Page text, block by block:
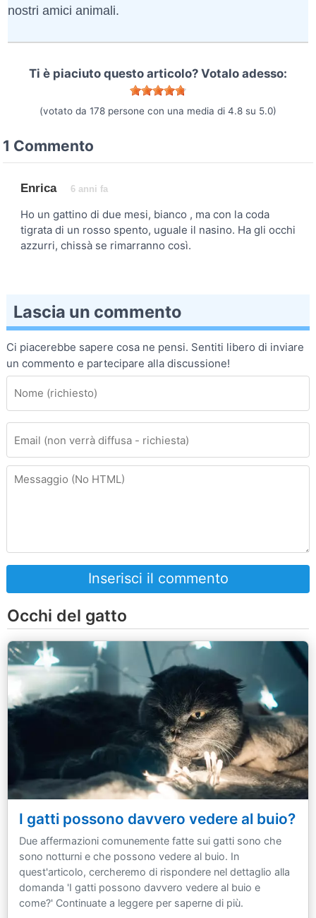
nostri amici animali.
Ti è piaciuto questo articolo? Votalo adesso:
(votato da 178 persone con una media di 4.8 su 5.0)
1 Commento
Enrica 6 anni fa
Ho un gattino di due mesi, bianco , ma con la coda
tigrata di un rosso spento, uguale il nasino. Ha gli occhi
azzurri, chissà se rimarranno così.
Lascia un commento
Ci piacerebbe sapere cosa ne pensi. Sentiti libero di inviare
un commento e partecipare alla discussione!
Inserisci il commento
Occhi del gatto
I gatti possono davvero vedere al buio?
Due affermazioni comunemente fatte sui gatti sono che
sono notturni e che possono vedere al buio. In
quest'articolo, cercheremo di rispondere nel dettaglio alla
domanda 'I gatti possono davvero vedere al buio e
come?' Continuate a leggere per saperne di più.